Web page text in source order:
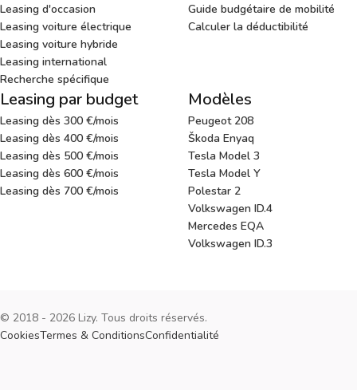
Leasing d'occasion
Leasing voiture électrique
Leasing voiture hybride
Leasing international
Recherche spécifique
Guide budgétaire de mobilité
Calculer la déductibilité
Leasing par budget
Leasing dès 300 €/mois
Leasing dès 400 €/mois
Leasing dès 500 €/mois
Leasing dès 600 €/mois
Leasing dès 700 €/mois
Modèles
Peugeot 208
Škoda Enyaq
Tesla Model 3
Tesla Model Y
Polestar 2
Volkswagen ID.4
Mercedes EQA
Volkswagen ID.3
© 2018 - 2026 Lizy. Tous droits réservés.
CookiesTermes & ConditionsConfidentialité